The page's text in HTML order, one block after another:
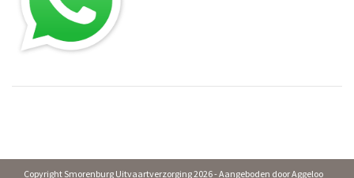
Copyright Smorenburg Uitvaartverzorging 2026 - Aangeboden doorAggeloo